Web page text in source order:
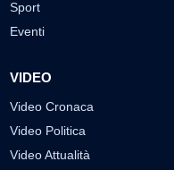
Sport
Eventi
VIDEO
Video Cronaca
Video Politica
Video Attualità